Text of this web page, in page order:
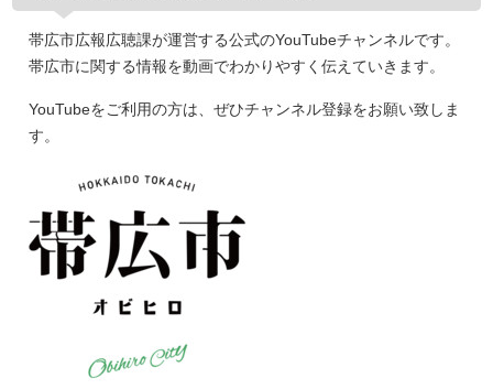
帯広市広報広聴課が運営する公式のYouTubeチャンネルです。
帯広市に関する情報を動画でわかりやすく伝えていきます。
YouTubeをご利用の方は、ぜひチャンネル登録をお願い致しま
す。